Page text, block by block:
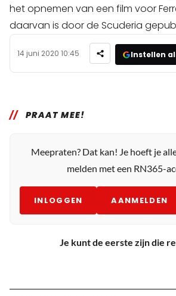
het opnemen van een film voor
daarvan is door de Scuderia
14 juni 2020 10:45 Instellen
PRAAT MEE!
Meepraten? Dat kan! Je hoeft je
melden met een RN365-
INLOGGEN AANMELDEN
Je kunt de eerste zijn die